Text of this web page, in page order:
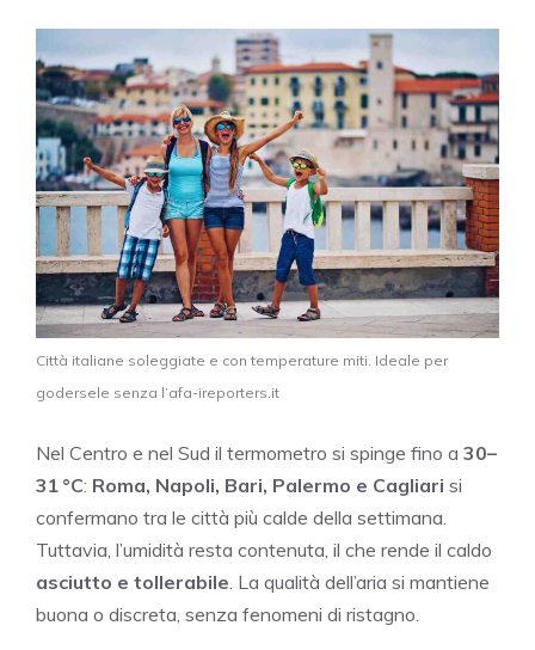
Città italiane soleggiate e con temperature miti. Ideale per
godersele senza l’afa-ireporters.it
Nel Centro e nel Sud il termometro si spinge fino a 30–
31 °C: Roma, Napoli, Bari, Palermo e Cagliari si
confermano tra le città più calde della settimana.
Tuttavia, l’umidità resta contenuta, il che rende il caldo
asciutto e tollerabile . La qualità dell’aria si mantiene
buona o discreta, senza fenomeni di ristagno.